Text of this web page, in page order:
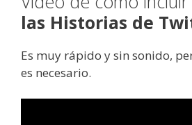
las Historias de
Es muy rápido y sin sonido,
es necesario.